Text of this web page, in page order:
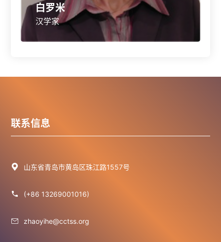
白罗米
汉学家
联系信息
 山东省青岛市黄岛区珠江路1557号
 (+86 13269001016)
 zhaoyihe@cctss.org